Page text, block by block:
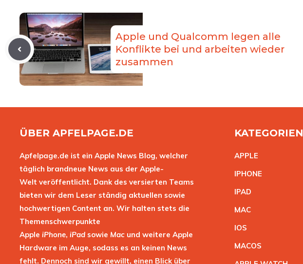
Apple und Qualcomm legen alle
Konflikte bei und arbeiten wieder
zusammen
ÜBER APFELPAGE.DE
Apfelpage.de ist ein Apple News Blog, welcher
täglich brandneue News aus der Apple-
Welt veröffentlicht. Dank des versierten Teams
bieten wir dem Leser ständig aktuellen sowie
hochwertigen Content an. Wir halten stets die
Themenschwerpunkte
Apple iPhone, iPad sowie Mac und weitere Apple
Hardware im Auge, sodass es an keinen News
fehlt. Dennoch sind wir gewillt, einen Blick über
KATEGORIEN
APPLE
IPHONE
IPAD
MAC
IOS
MACOS